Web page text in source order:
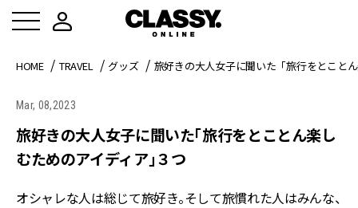
HOME TRAVEL グッズ 旅好きの大人女子に聞いた「旅行をとこと
Mar, 08,2023
旅好きの大人女子に聞いた「旅行をとことん楽し
むためのアイディア」３つ
オシャレな人は総じて旅好き。そして旅慣れた人はみんな、